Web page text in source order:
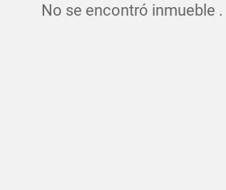
No se encontró inmueble .